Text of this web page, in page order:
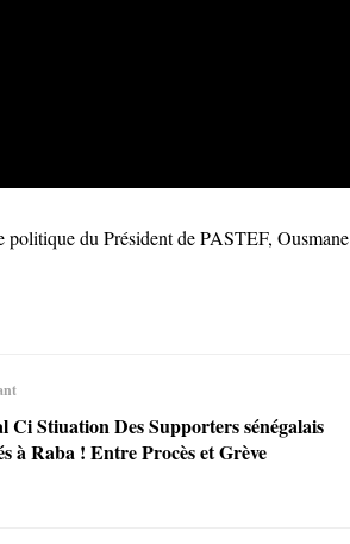
du Président de PASTEF, Ousmane
Ci Stiuation Des Supporters sénégalais
à Raba ! Entre Procès et Grève